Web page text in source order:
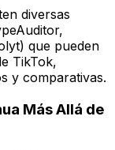
diversas
que pueden
TikTok,
y comparativas.
Más Allá de